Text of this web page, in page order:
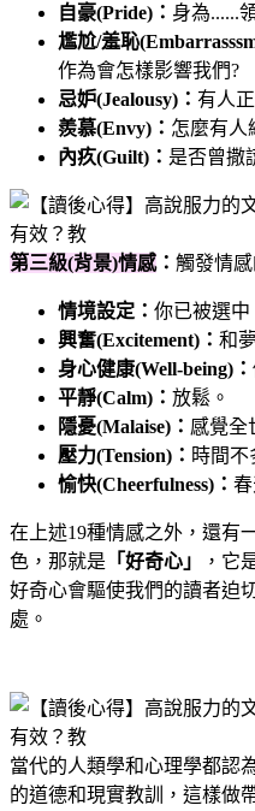
自豪(Pride)： 身為......
尷尬/羞恥
作為會怎樣影響我們?
忌妒(Jealousy)： 有人
羨慕(Envy)： 怎麼有人
內疚(Guilt)： 是否曾撒
第三級(背景)情感： 觸發情
情境設定： 你已被選中
興奮(Excitement)： 和
身心健康(Well-being)：
平靜(Calm)： 放鬆。
隱憂(Malaise)： 感覺全
壓力(Tension)： 時間不
愉快(Cheerfulness)： 春
在上述19種情感之外，還有
色，那就是 「好奇心」
，它
好奇心會驅使我們的讀者迫
處。
當代的人類學和心理學都認
的道德和現實教訓，這樣做